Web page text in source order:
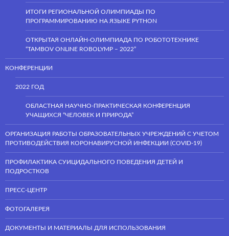
ИТОГИ РЕГИОНАЛЬНОЙ ОЛИМПИАДЫ ПО
ПРОГРАММИРОВАНИЮ НА ЯЗЫКЕ PYTHON
ОТКРЫТАЯ ОНЛАЙН-ОЛИМПИАДА ПО РОБОТОТЕХНИКЕ
“TAMBOV ONLINE ROBOLYMP – 2022”
КОНФЕРЕНЦИИ
2022 ГОД
ОБЛАСТНАЯ НАУЧНО-ПРАКТИЧЕСКАЯ КОНФЕРЕНЦИЯ
УЧАЩИХСЯ “ЧЕЛОВЕК И ПРИРОДА”
ОРГАНИЗАЦИЯ РАБОТЫ ОБРАЗОВАТЕЛЬНЫХ УЧРЕЖДЕНИЙ С УЧЕТОМ
ПРОТИВОДЕЙСТВИЯ КОРОНАВИРУСНОЙ ИНФЕКЦИИ (COVID-19)
ПРОФИЛАКТИКА СУИЦИДАЛЬНОГО ПОВЕДЕНИЯ ДЕТЕЙ И
ПОДРОСТКОВ
ПРЕСС-ЦЕНТР
ФОТОГАЛЕРЕЯ
ДОКУМЕНТЫ И МАТЕРИАЛЫ ДЛЯ ИСПОЛЬЗОВАНИЯ